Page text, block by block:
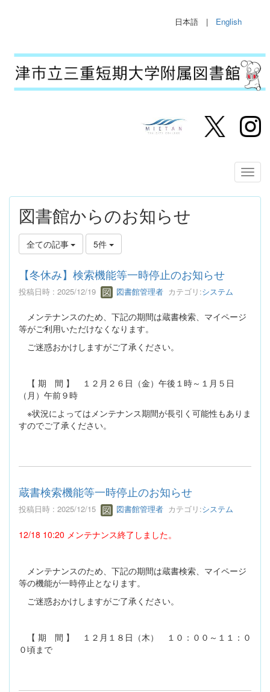
日本語 | English
図書館からのお知らせ
全ての記事 5件
【冬休み】検索機能等一時停止のお知らせ
投稿日時 : 2025/12/19 図書館管理者 カテゴリ:システム
メンテナンスのため、下記の期間は蔵書検索、マイページ
等がご利用いただけなくなります。
ご迷惑おかけしますがご了承ください。
【 期 間 】 １２月２６日（金）午後１時～１月５日
（月）午前９時
※状況によってはメンテナンス期間が長引く可能性もありま
すのでご了承ください。
蔵書検索機能等一時停止のお知らせ
投稿日時 : 2025/12/15 図書館管理者 カテゴリ:システム
12/18 10:20 メンテナンス終了しました。
メンテナンスのため、下記の期間は蔵書検索、マイページ
等の機能が一時停止となります。
ご迷惑おかけしますがご了承ください。
【 期 間 】 １２月１８日（木） １０：００～１１：０
０頃まで